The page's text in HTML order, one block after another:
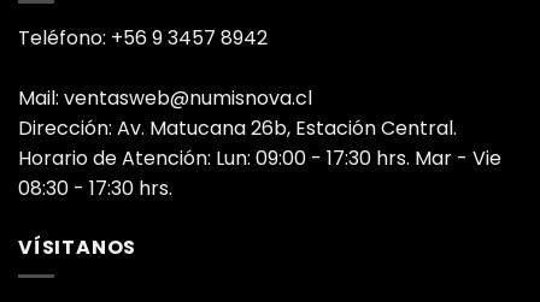
Teléfono: +56 9 3457 8942
Mail: ventasweb@numisnova.cl
Dirección: Av. Matucana 26b, Estación Central.
Horario de Atención: Lun: 09:00 - 17:30 hrs. Mar - Vie
08:30 - 17:30 hrs.
VÍSITANOS